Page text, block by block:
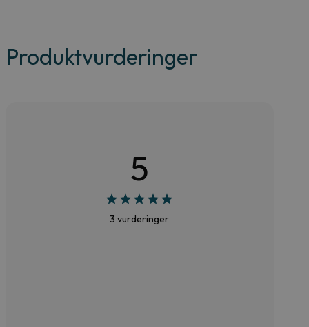
Produktvurderinger
5
3 vurderinger